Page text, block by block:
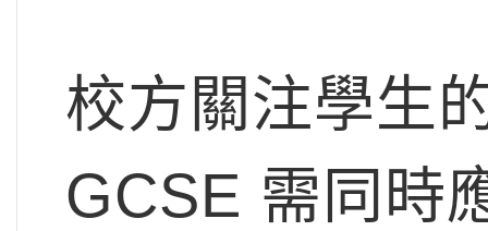
校方關注學生
GCSE 需同時